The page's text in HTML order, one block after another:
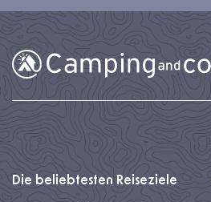
Die beliebtesten Reiseziele